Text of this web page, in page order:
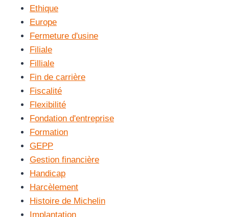
Ethique
Europe
Fermeture d'usine
Filiale
Filliale
Fin de carrière
Fiscalité
Flexibilité
Fondation d'entreprise
Formation
GEPP
Gestion financière
Handicap
Harcèlement
Histoire de Michelin
Implantation